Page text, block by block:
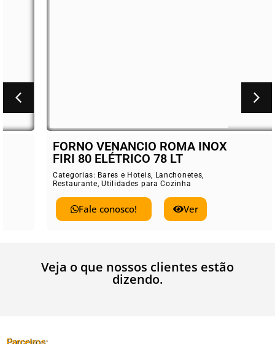
FORNO VENANCIO ROMA INOX
FIRI 80 ELÉTRICO 78 LT
Categorias:Bares e Hoteis,Lanchonetes,
Restaurante,Utilidades para Cozinha
Fale conosco!
Veja o que nossos clientes estão
dizendo.